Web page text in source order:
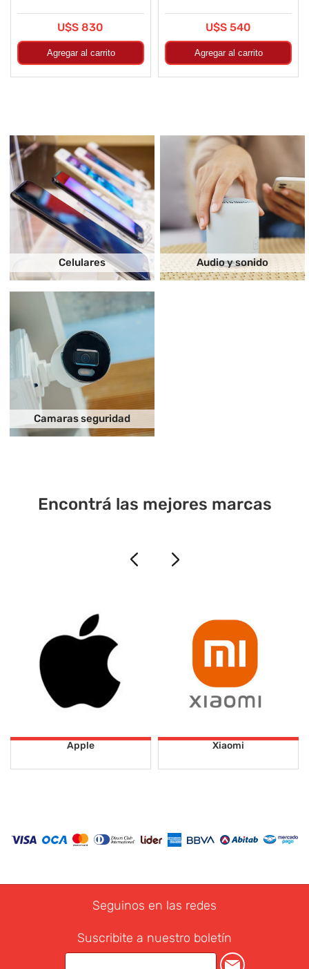
U$S 830 U$S 540
Celulares Audio y sonido
Camaras seguridad
Encontrá las mejores marcas
Apple Xiaomi
Seguinos en las redes
Suscribite a nuestro boletín